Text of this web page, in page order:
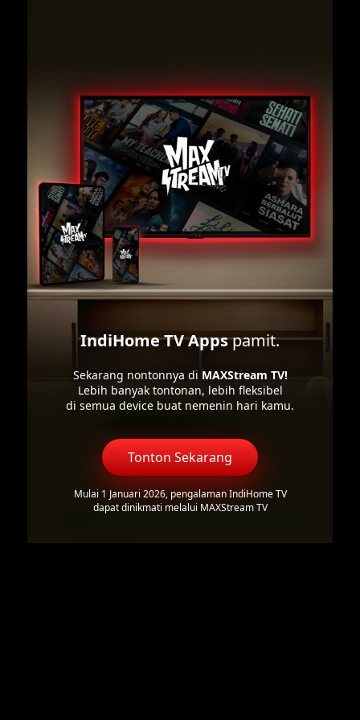
IndiHome TV Appspamit.
Sekarang nontonnya di MAXStream TV!
Lebih banyak tontonan, lebih fleksibel
di semua device buat nemenin hari kamu.
Tonton Sekarang
Mulai 1 Januari 2026, pengalaman IndiHome TV
dapat dinikmati melalui MAXStream TV